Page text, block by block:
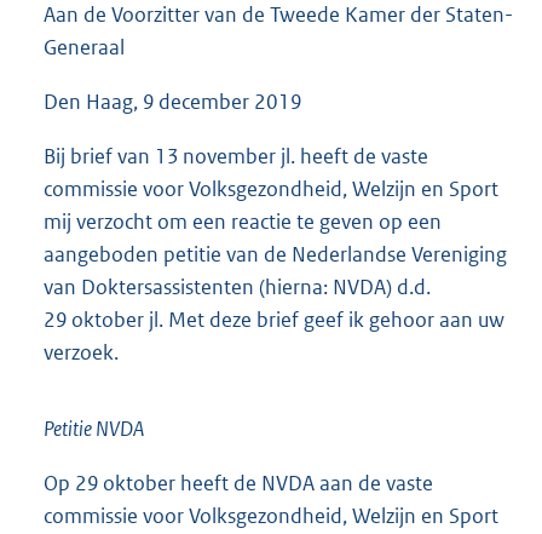
b
Aan de Voorzitter van de Tweede Kamer der Staten-
Generaal
Den Haag, 9 december 2019
Bij brief van 13 november jl. heeft de vaste
commissie voor Volksgezondheid, Welzijn en Sport
mij verzocht om een reactie te geven op een
aangeboden petitie van de Nederlandse Vereniging
van Doktersassistenten (hierna: NVDA) d.d.
29 oktober jl. Met deze brief geef ik gehoor aan uw
verzoek.
Petitie NVDA
Op 29 oktober heeft de NVDA aan de vaste
commissie voor Volksgezondheid, Welzijn en Sport